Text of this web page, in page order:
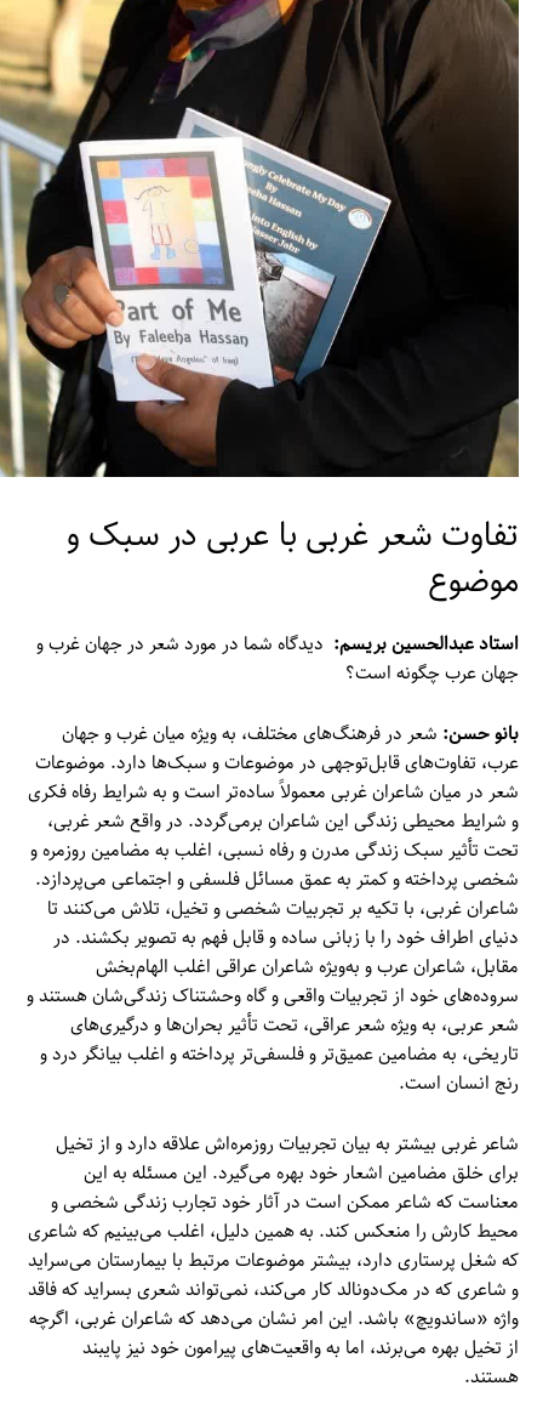
مطالعات عراق
تفاوت شعر غربی با عربی در سبک و
موضوع
استاد عبدالحسین بریسم: دیدگاه شما در مورد شعر در جهان غرب و
جهان عرب چگونه است؟
بانو حسن: شعر در فرهنگ‌های مختلف، به ویژه میان غرب و جهان
عرب، تفاوت‌های قابل‌توجهی در موضوعات و سبک‌ها دارد. موضوعات
شعر در میان شاعران غربی معمولاً ساده‌تر است و به شرایط رفاه فکری
و شرایط محیطی زندگی این شاعران برمی‌گردد. در واقع شعر غربی،
تحت تأثیر سبک زندگی مدرن و رفاه نسبی، اغلب به مضامین روزمره و
شخصی پرداخته و کمتر به عمق مسائل فلسفی و اجتماعی می‌پردازد.
شاعران غربی، با تکیه بر تجربیات شخصی و تخیل، تلاش می‌کنند تا
دنیای اطراف خود را با زبانی ساده و قابل فهم به تصویر بکشند. در
مقابل، شاعران عرب و به‌ویژه شاعران عراقی اغلب الهام‌بخش
سروده‌های خود از تجربیات واقعی و گاه وحشتناک زندگی‌شان هستند و
شعر عربی، به ویژه شعر عراقی، تحت تأثیر بحران‌ها و درگیری‌های
تاریخی، به مضامین عمیق‌تر و فلسفی‌تر پرداخته و اغلب بیانگر درد و
رنج انسان است.
شاعر غربی بیشتر به بیان تجربیات روزمره‌اش علاقه دارد و از تخیل
برای خلق مضامین اشعار خود بهره می‌گیرد. این مسئله به این
معناست که شاعر ممکن است در آثار خود تجارب زندگی شخصی و
محیط کارش را منعکس کند. به همین دلیل، اغلب می‌بینیم که شاعری
که شغل پرستاری دارد، بیشتر موضوعات مرتبط با بیمارستان می‌سراید
و شاعری که در مک‌دونالد کار می‌کند، نمی‌تواند شعری بسراید که فاقد
واژه «ساندویچ» باشد. این امر نشان می‌دهد که شاعران غربی، اگرچه
از تخیل بهره می‌برند، اما به واقعیت‌های پیرامون خود نیز پایبند
هستند.